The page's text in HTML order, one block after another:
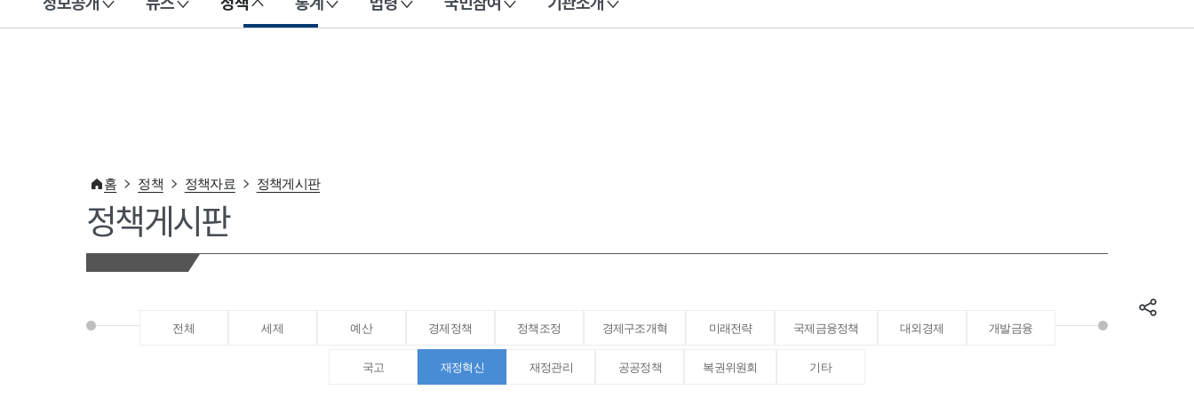
이 누리집은 대한민국 공식 전자정부 누리집입니다.
홈 정책 정책자료 정책게시판
정책게시판
전체 세제 예산 경제정책 정책조정 경제구조개혁 미래전략 국제금융정책 대외경제 개발금융
국고 재정혁신 재정관리 공공정책 복권위원회 기타